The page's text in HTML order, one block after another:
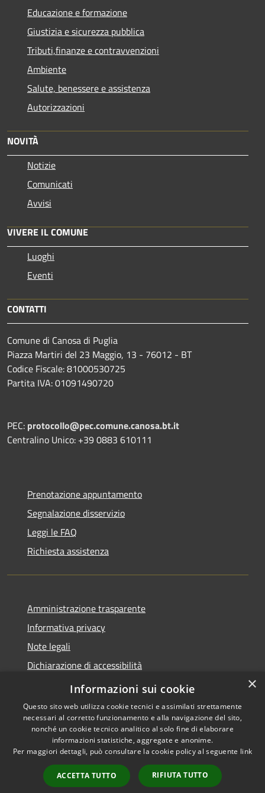
Educazione e formazione
Giustizia e sicurezza pubblica
Tributi,finanze e contravvenzioni
Ambiente
Salute, benessere e assistenza
Autorizzazioni
NOVITÀ
Notizie
Comunicati
Avvisi
VIVERE IL COMUNE
Luoghi
Eventi
CONTATTI
Comune di Canosa di Puglia
Piazza Martiri del 23 Maggio, 13 - 76012 - BT
Codice Fiscale: 81000530725
Partita IVA: 01091490720
PEC: protocollo@pec.comune.canosa.bt.it
Centralino Unico: +39 0883 610111
Prenotazione appuntamento
Segnalazione disservizio
Leggi le FAQ
Richiesta assistenza
Amministrazione trasparente
Informativa privacy
Note legali
Dichiarazione di accessibilità
WhistleblowingPA
Accessibilità
Copyright © 2026 • Comune di
Canosa di Puglia • Powered by
Municipium•
Accesso
redazione
×
Informazioni sui cookie
Questo sito web utilizza cookie tecnici e assimilati strettamente
necessari al corretto funzionamento e alla navigazione del sito,
nonché un cookie tecnico analitico al solo fine di elaborare
informazioni statistiche, aggregate e anonime.
Per maggiori dettagli, può consultare la cookie policy al seguente link
ACCETTA TUTTO RIFIUTA TUTTO